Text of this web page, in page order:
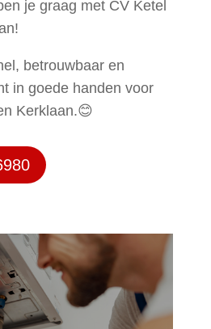
je graag met CV Ketel
betrouwbaar en
in goede handen voor
Kerklaan.😊